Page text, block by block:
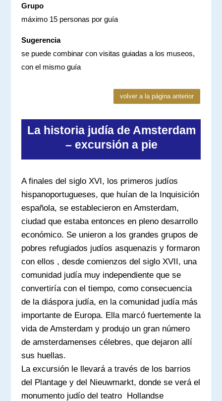
Grupo
máximo 15 personas por guía
Sugerencia
se puede combinar con visitas guiadas a los museos,
con el mismo guía
volver a la página anterior
La historia judía de Amsterdam
– excursión a pie
A finales del siglo XVI, los primeros judíos
hispanoportugueses, que huían de la Inquisición
española, se establecieron en Amsterdam,
ciudad que estaba entonces en pleno desarrollo
económico. Se unieron a los grandes grupos de
pobres refugiados judíos asquenazis y formaron
con ellos , desde comienzos del siglo XVII, una
comunidad judía muy independiente que se
convertiría con el tiempo, como consecuencia
de la diáspora judía, en la comunidad judía más
importante de Europa. Ella marcó fuertemente la
vida de Amsterdam y produjo un gran número
de amsterdamenses célebres, que dejaron allí
sus huellas.
La excursión le llevará a través de los barrios
del Plantage y del Nieuwmarkt, donde se verá el
monumento judío del teatro Hollandse